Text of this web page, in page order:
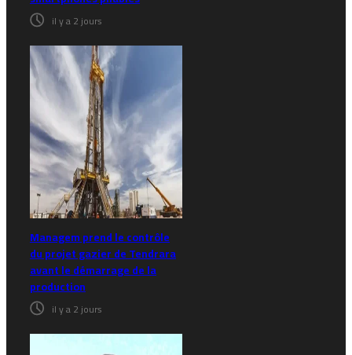
il y a 2 jours
Managem prend le contrôle
du projet gazier de Tendrara
avant le démarrage de la
production
il y a 2 jours